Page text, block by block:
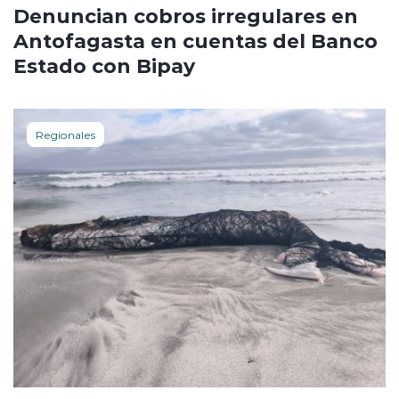
Denuncian cobros irregulares en
Antofagasta en cuentas del Banco
Estado con Bipay
Regionales